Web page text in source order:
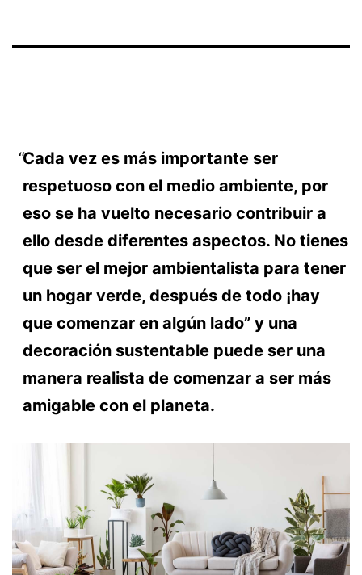
Cada vez es más importante ser
respetuoso con el medio ambiente, por
eso se ha vuelto necesario contribuir a
ello desde diferentes aspectos. No tienes
que ser el mejor ambientalista para tener
un hogar verde, después de todo ¡hay
que comenzar en algún lado” y una
decoración sustentable puede ser una
manera realista de comenzar a ser más
amigable con el planeta.